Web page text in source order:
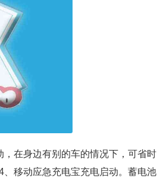
在身边有别的车的情况下，可省时
移动应急充电宝充电启动。蓄电池